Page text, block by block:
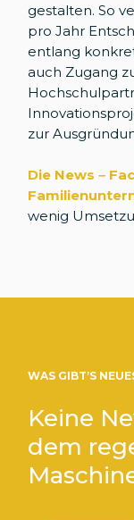
gestalten. So
pro Jahr
entlang
auch Zugang
zur
Die News –
wenig
WAS GIBT’S
Keine
dem